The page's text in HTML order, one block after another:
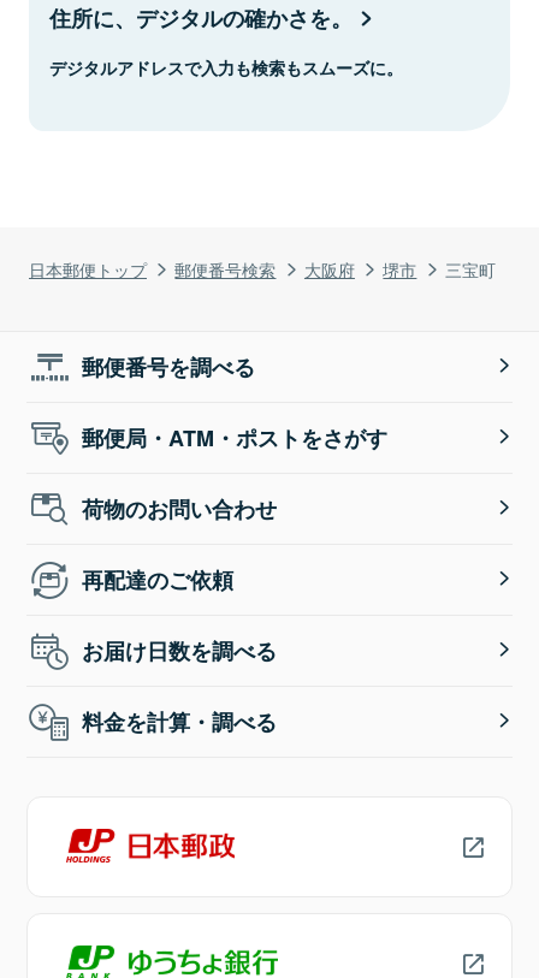
日本郵便トップ 郵便番号検索 大阪府 堺市 三宝町
住所に、デジタルの確かさを。
デジタルアドレスで入力も検索もスムーズに。
郵便番号を調べる
郵便局・ATM・ポストをさがす
荷物のお問い合わせ
再配達のご依頼
お届け日数を調べる
料金を計算・調べる